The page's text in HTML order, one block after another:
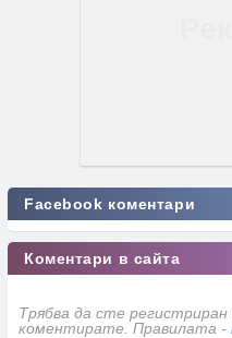
Facebook коментари
Коментари в сайта
Трябва да сте
коментирате. Правилата -